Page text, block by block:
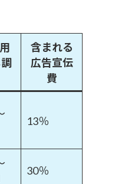
含まれる
広告宣伝
費
13％
30％